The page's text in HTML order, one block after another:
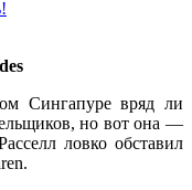
Сингапуре вряд ли
но вот она —
ловко обставил